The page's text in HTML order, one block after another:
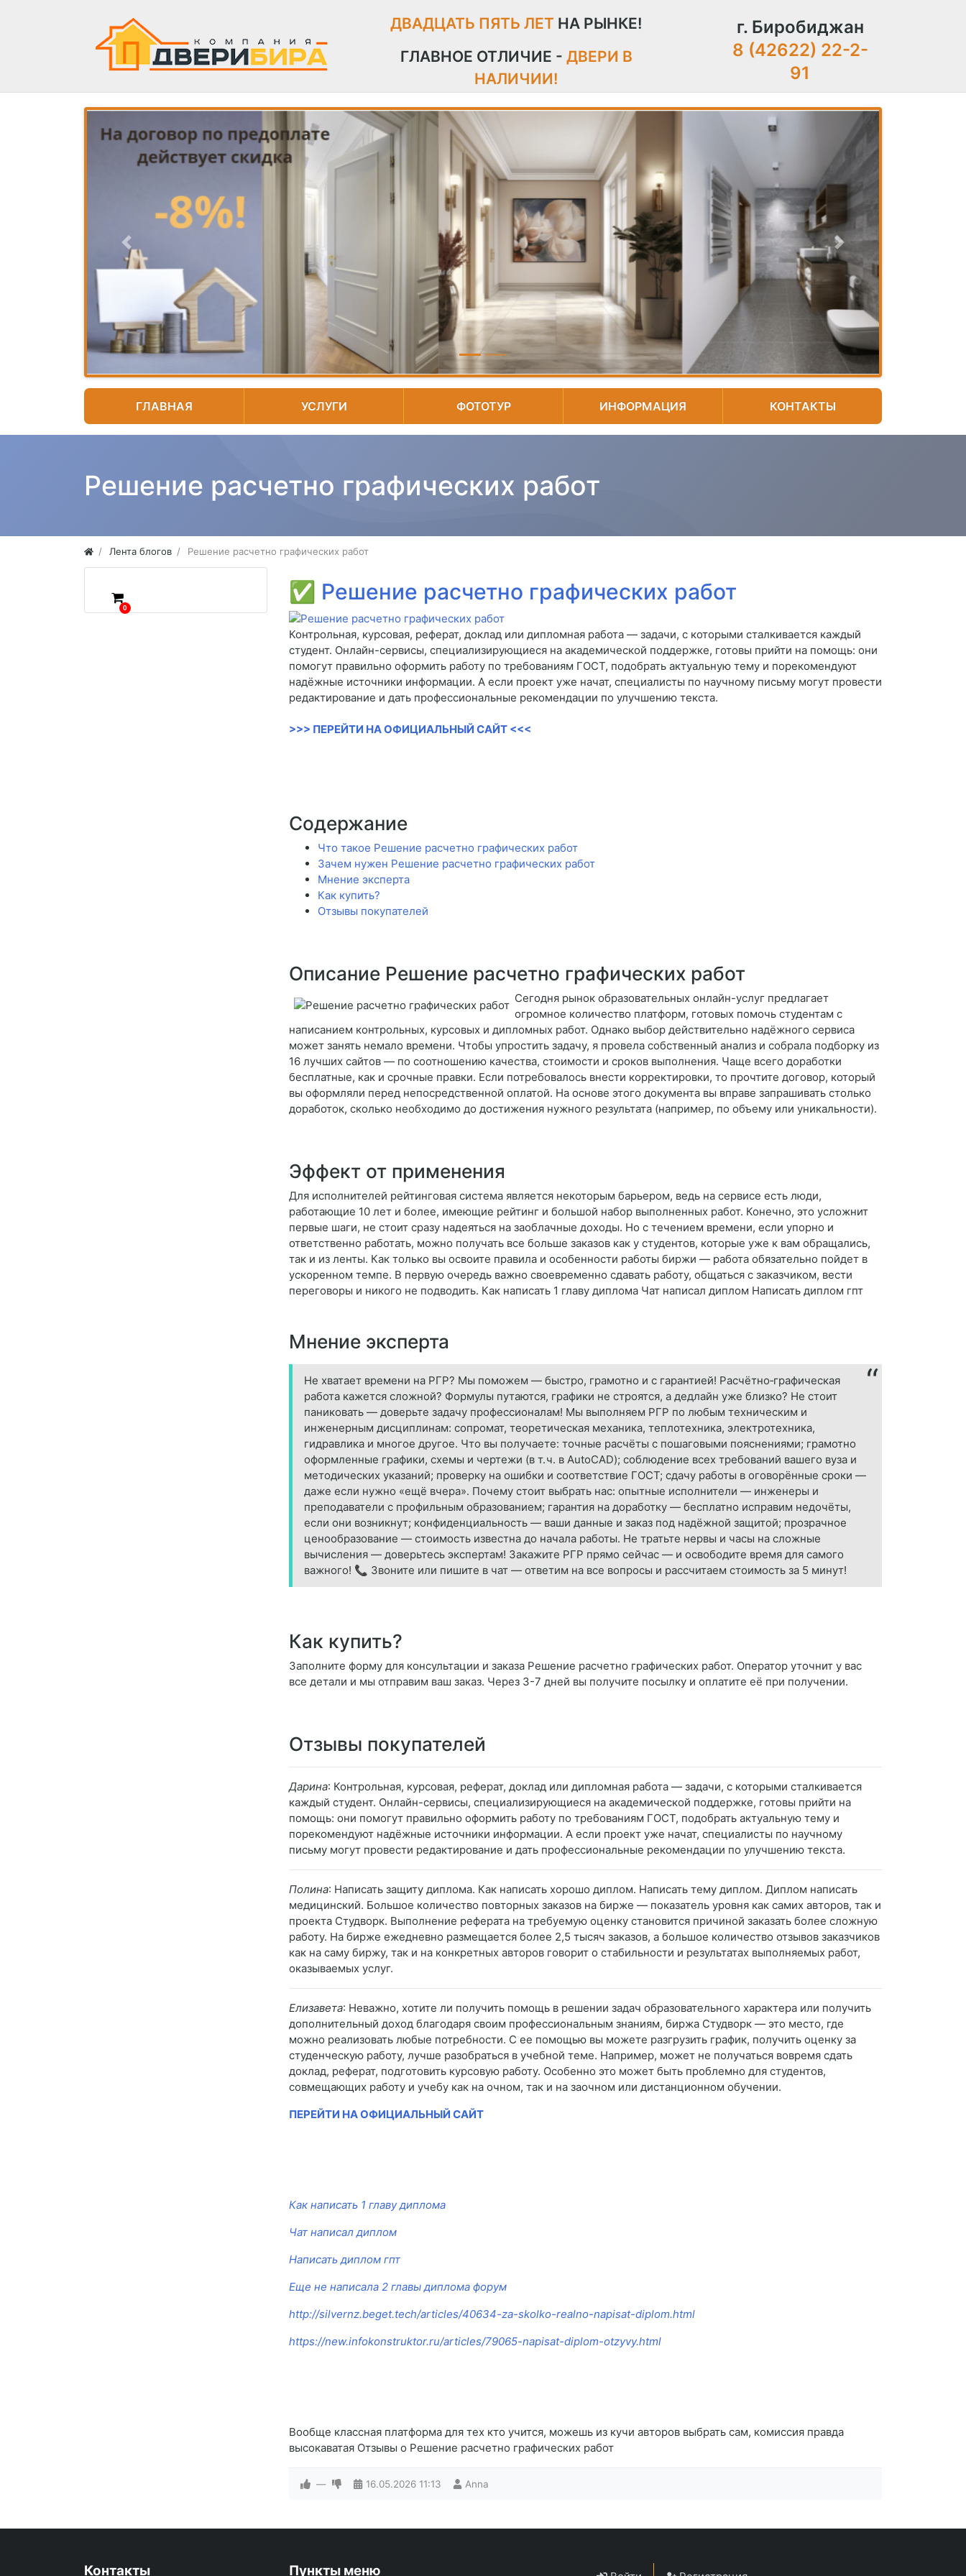
ДВАДЦАТЬ ПЯТЬ ЛЕТ НА РЫНКЕ!
ГЛАВНОЕ ОТЛИЧИЕ - ДВЕРИ В
НАЛИЧИИ!
г. Биробиджан
8 (42622) 22-2-
91
ГЛАВНАЯ УСЛУГИ ФОТОТУР ИНФОРМАЦИЯ КОНТАКТЫ
Решение расчетно графических работ
Лента блогов Решение расчетно графических работ
0
✅ Решение расчетно графических работ
Контрольная, курсовая, реферат, доклад или дипломная работа — задачи, с которыми сталкивается каждый
студент. Онлайн-сервисы, специализирующиеся на академической поддержке, готовы прийти на помощь: они
помогут правильно оформить работу по требованиям ГОСТ, подобрать актуальную тему и порекомендуют
надёжные источники информации. А если проект уже начат, специалисты по научному письму могут провести
редактирование и дать профессиональные рекомендации по улучшению текста.
>>> ПЕРЕЙТИ НА ОФИЦИАЛЬНЫЙ САЙТ <<<
Содержание
Что такое Решение расчетно графических работ
Зачем нужен Решение расчетно графических работ
Мнение эксперта
Как купить?
Отзывы покупателей
Описание Решение расчетно графических работ
Сегодня рынок образовательных онлайн-услуг предлагает
огромное количество платформ, готовых помочь студентам с
написанием контрольных, курсовых и дипломных работ. Однако выбор действительно надёжного сервиса
может занять немало времени. Чтобы упростить задачу, я провела собственный анализ и собрала подборку из
16 лучших сайтов — по соотношению качества, стоимости и сроков выполнения. Чаще всего доработки
бесплатные, как и срочные правки. Если потребовалось внести корректировки, то прочтите договор, который
вы оформляли перед непосредственной оплатой. На основе этого документа вы вправе запрашивать столько
доработок, сколько необходимо до достижения нужного результата (например, по объему или уникальности).
Эффект от применения
Для исполнителей рейтинговая система является некоторым барьером, ведь на сервисе есть люди,
работающие 10 лет и более, имеющие рейтинг и большой набор выполненных работ. Конечно, это усложнит
первые шаги, не стоит сразу надеяться на заоблачные доходы. Но с течением времени, если упорно и
ответственно работать, можно получать все больше заказов как у студентов, которые уже к вам обращались,
так и из ленты. Как только вы освоите правила и особенности работы биржи — работа обязательно пойдет в
ускоренном темпе. В первую очередь важно своевременно сдавать работу, общаться с заказчиком, вести
переговоры и никого не подводить. Как написать 1 главу диплома Чат написал диплом Написать диплом гпт
Мнение эксперта
Не хватает времени на РГР? Мы поможем — быстро, грамотно и с гарантией! Расчётно‑графическая
работа кажется сложной? Формулы путаются, графики не строятся, а дедлайн уже близко? Не стоит
паниковать — доверьте задачу профессионалам! Мы выполняем РГР по любым техническим и
инженерным дисциплинам: сопромат, теоретическая механика, теплотехника, электротехника,
гидравлика и многое другое. Что вы получаете: точные расчёты с пошаговыми пояснениями; грамотно
оформленные графики, схемы и чертежи (в т. ч. в AutoCAD); соблюдение всех требований вашего вуза и
методических указаний; проверку на ошибки и соответствие ГОСТ; сдачу работы в оговорённые сроки —
даже если нужно «ещё вчера». Почему стоит выбрать нас: опытные исполнители — инженеры и
преподаватели с профильным образованием; гарантия на доработку — бесплатно исправим недочёты,
если они возникнут; конфиденциальность — ваши данные и заказ под надёжной защитой; прозрачное
ценообразование — стоимость известна до начала работы. Не тратьте нервы и часы на сложные
вычисления — доверьтесь экспертам! Закажите РГР прямо сейчас — и освободите время для самого
важного! 📞 Звоните или пишите в чат — ответим на все вопросы и рассчитаем стоимость за 5 минут!
Как купить?
Заполните форму для консультации и заказа Решение расчетно графических работ. Оператор уточнит у вас
все детали и мы отправим ваш заказ. Через 3-7 дней вы получите посылку и оплатите её при получении.
Отзывы покупателей
Дарина: Контрольная, курсовая, реферат, доклад или дипломная работа — задачи, с которыми сталкивается
каждый студент. Онлайн-сервисы, специализирующиеся на академической поддержке, готовы прийти на
помощь: они помогут правильно оформить работу по требованиям ГОСТ, подобрать актуальную тему и
порекомендуют надёжные источники информации. А если проект уже начат, специалисты по научному
письму могут провести редактирование и дать профессиональные рекомендации по улучшению текста.
Полина: Написать защиту диплома. Как написать хорошо диплом. Написать тему диплом. Диплом написать
медицинский. Большое количество повторных заказов на бирже — показатель уровня как самих авторов, так и
проекта Студворк. Выполнение реферата на требуемую оценку становится причиной заказать более сложную
работу. На бирже ежедневно размещается более 2,5 тысяч заказов, а большое количество отзывов заказчиков
как на саму биржу, так и на конкретных авторов говорит о стабильности и результатах выполняемых работ,
оказываемых услуг.
Елизавета: Неважно, хотите ли получить помощь в решении задач образовательного характера или получить
дополнительный доход благодаря своим профессиональным знаниям, биржа Студворк — это место, где
можно реализовать любые потребности. С ее помощью вы можете разгрузить график, получить оценку за
студенческую работу, лучше разобраться в учебной теме. Например, может не получаться вовремя сдать
доклад, реферат, подготовить курсовую работу. Особенно это может быть проблемно для студентов,
совмещающих работу и учебу как на очном, так и на заочном или дистанционном обучении.
ПЕРЕЙТИ НА ОФИЦИАЛЬНЫЙ САЙТ
Как написать 1 главу диплома
Чат написал диплом
Написать диплом гпт
Еще не написала 2 главы диплома форум
http://silvernz.beget.tech/articles/40634-za-skolko-realno-napisat-diplom.html
https://new.infokonstruktor.ru/articles/79065-napisat-diplom-otzyvy.html
Вообще классная платформа для тех кто учится, можешь из кучи авторов выбрать сам, комиссия правда
высокаватая Отзывы о Решение расчетно графических работ
— 16.05.2026 11:13 Anna
Контакты Пункты меню